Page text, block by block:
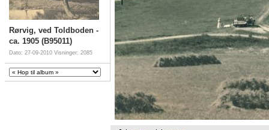
Rørvig, ved Toldboden -
ca. 1905 (B95011)
Dato: 27-09-2010 Visninger: 2085